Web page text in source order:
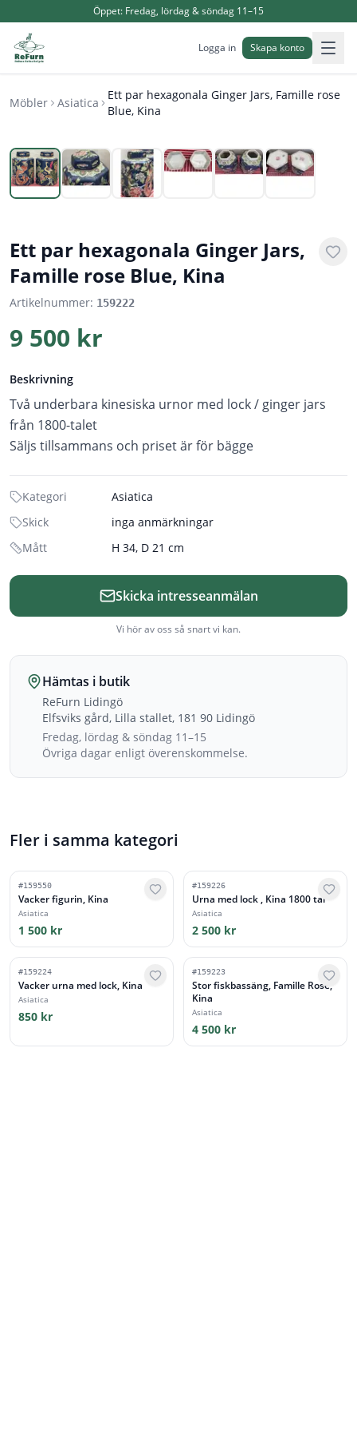
Öppet: Fredag, lördag & söndag 11–15
Logga in Skapa konto
Möbler Asiatica
Ett par hexagonala Ginger Jars, Famille rose
Blue, Kina
Ett par hexagonala Ginger Jars,
Famille rose Blue, Kina
Artikelnummer: 159222
9 500 kr
Beskrivning
Två underbara kinesiska urnor med lock / ginger jars
från 1800-talet
Säljs tillsammans och priset är för bägge
Kategori
Asiatica
Skick
inga anmärkningar
Mått
H 34, D 21 cm
Skicka intresseanmälan
Vi hör av oss så snart vi kan.
Hämtas i butik
ReFurn Lidingö
Elfsviks gård, Lilla stallet, 181 90 Lidingö
Fredag, lördag & söndag 11–15
Övriga dagar enligt överenskommelse.
Fler i samma kategori
#159550
Vacker figurin, Kina
Asiatica
1 500 kr
#159226
Urna med lock , Kina 1800 tal
Asiatica
2 500 kr
#159224
Vacker urna med lock, Kina
Asiatica
850 kr
#159223
Stor fiskbassäng, Famille Rose,
Kina
Asiatica
4 500 kr